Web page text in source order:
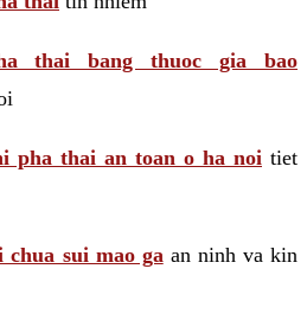
thai bang thuoc gia bao
pha thai an toan o ha noi tiet
chua sui mao gaan ninh va kin